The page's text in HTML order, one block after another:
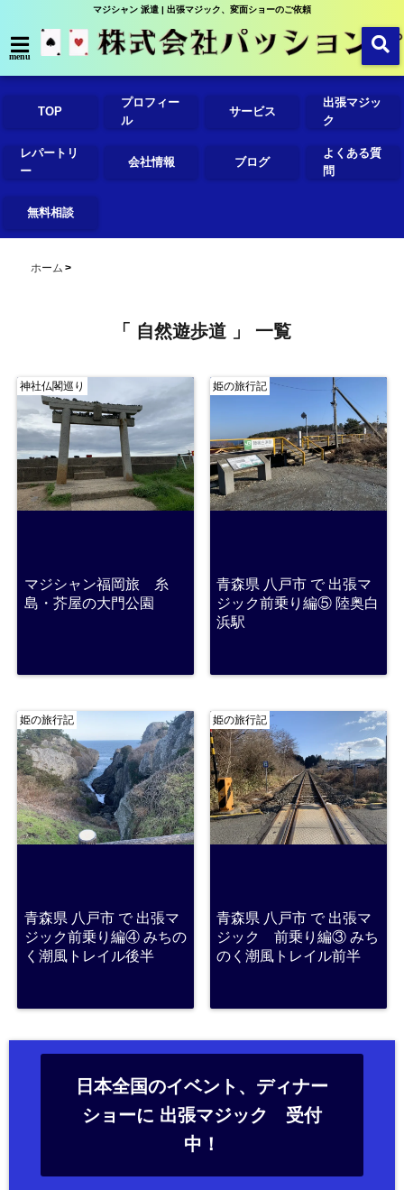
マジシャン 派遣 | 出張マジック、変面ショーのご依頼
menu
TOP
プロフィー
ル
サービス
出張マジッ
ク
レパートリ
ー
会社情報 ブログ
よくある質
問
無料相談
ホーム
「 自然遊歩道 」 一覧
神社仏閣巡り
マジシャン福岡旅 糸
島・芥屋の大門公園
姫の旅行記
青森県 八戸市 で 出張マ
ジック前乗り編⑤ 陸奥白
浜駅
姫の旅行記
青森県 八戸市 で 出張マ
ジック前乗り編④ みちの
く潮風トレイル後半
姫の旅行記
青森県 八戸市 で 出張マ
ジック 前乗り編③ みち
のく潮風トレイル前半
日本全国のイベント、ディナー
ショーに 出張マジック 受付
中！